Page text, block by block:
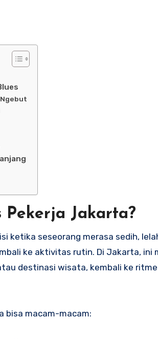
Jakarta?
ketika seseorang merasa sedih,
ke aktivitas rutin. Di Jakarta, ini
destinasi wisata, kembali ke
bisa macam-macam: